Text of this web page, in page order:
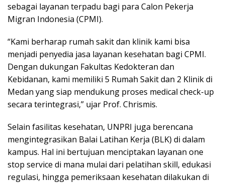
sebagai layanan terpadu bagi para Calon Pekerja
Migran Indonesia (CPMI).
“Kami berharap rumah sakit dan klinik kami bisa
menjadi penyedia jasa layanan kesehatan bagi CPMI.
Dengan dukungan Fakultas Kedokteran dan
Kebidanan, kami memiliki 5 Rumah Sakit dan 2 Klinik di
Medan yang siap mendukung proses medical check-up
secara terintegrasi,” ujar Prof. Chrismis.
Selain fasilitas kesehatan, UNPRI juga berencana
mengintegrasikan Balai Latihan Kerja (BLK) di dalam
kampus. Hal ini bertujuan menciptakan layanan one
stop service di mana mulai dari pelatihan skill, edukasi
regulasi, hingga pemeriksaan kesehatan dilakukan di